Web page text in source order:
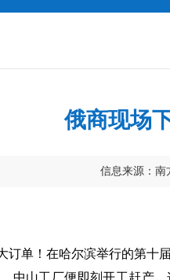
俄商现场
信息来源：南
订单！在哈尔滨举行的第十
中山工厂便即刻开工赶产